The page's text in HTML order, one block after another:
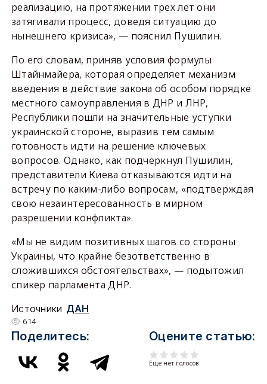
реализацию, на протяжении трех лет они
затягивали процесс, доведя ситуацию до
нынешнего кризиса», — пояснил Пушилин.
По его словам, приняв условия формулы
Штайнмайера, которая определяет механизм
введения в действие закона об особом порядке
местного самоуправления в ДНР и ЛНР,
Республики пошли на значительные уступки
украинской стороне, выразив тем самым
готовность идти на решение ключевых
вопросов. Однако, как подчеркнул Пушилин,
представители Киева отказываются идти на
встречу по каким-либо вопросам, «подтверждая
свою незаинтересованность в мирном
разрешении конфликта».
«Мы не видим позитивных шагов со стороны
Украины, что крайне безответственно в
сложившихся обстоятельствах», — подытожил
спикер парламента ДНР.
Источники ДАН
614
Поделитесь: Оцените статью:
Еще нет голосов